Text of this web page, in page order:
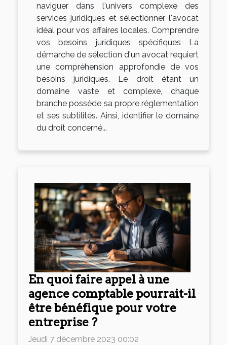
naviguer dans l'univers complexe des
services juridiques et sélectionner l'avocat
idéal pour vos affaires locales. Comprendre
vos besoins juridiques spécifiques La
démarche de sélection d'un avocat requiert
une compréhension approfondie de vos
besoins juridiques. Le droit étant un
domaine vaste et complexe, chaque
branche possède sa propre réglementation
et ses subtilités. Ainsi, identifier le domaine
du droit concerné...
En quoi faire appel à une
agence comptable pourrait-il
être bénéfique pour votre
entreprise ?
Jeudi 7 décembre 2023 00:02